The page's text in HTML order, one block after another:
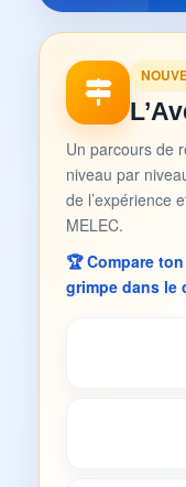
Un parcours de
niveau par
de l’expérience
MELEC.
🏆 Compare
grimpe dans le